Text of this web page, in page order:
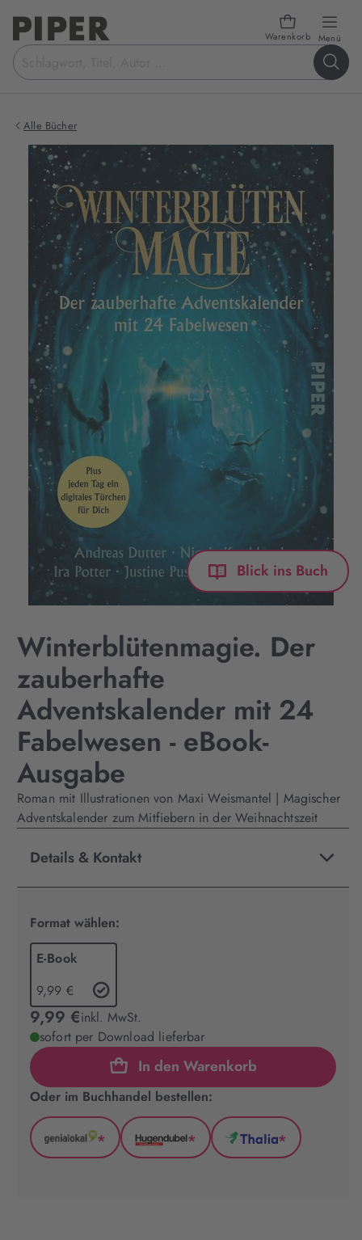
Warenkorb Menü
Suchbegriff
eingeben
Alle Bücher
Blick ins Buch
Winterblütenmagie. Der
zauberhafte
Adventskalender mit 24
Fabelwesen - eBook-
Ausgabe
Roman mit Illustrationen von Maxi Weismantel | Magischer
Adventskalender zum Mitfiebern in der Weihnachtszeit
Details & Kontakt
Format wählen:
E-Book
9,99 €
9,99 €inkl. MwSt.
sofort per Download lieferbar
In den Warenkorb
Oder im Buchhandel bestellen:
GenialLokal
*
Hugendubel
*
Thalia
*